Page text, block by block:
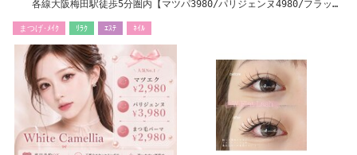
各線大阪梅田駅徒歩5分圏内【マツパ3980/パリジェンヌ4980/フラット
まつげ･ﾒｲｸ ﾘﾗｸ ｴｽﾃ ﾈｲﾙ